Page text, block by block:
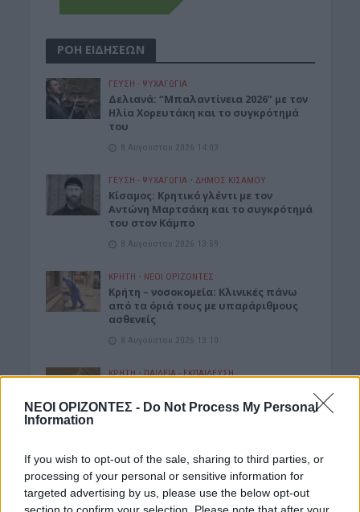
ΝΕΟΙ ΟΡΙΖΟΝΤΕΣ - Do Not Process My Personal
Information
If you wish to opt-out of the sale, sharing to third parties, or
processing of your personal or sensitive information for
targeted advertising by us, please use the below opt-out
ΡΟΗ ΕΙΔΗΣΕΩΝ
ΓΕΎΣΗ - ΨΥΧΑΓΩΓΊΑ
Δελιανά: “Μπαλαντίνεια 2026” με τον
Ηλία Χορευτάκη και το συγκρότημά
του
8 Αυγούστου 2026 14:03
ΓΕΎΣΗ - ΨΥΧΑΓΩΓΊΑ • ΔΉΜΟΣ ΚΙΣΆΜΟΥ
Kίσαμος: Κρητικό γλέντι με τον
Αντώνη Μαρτσάκη και το συγκρότημά
του στον Κάμπο
8 Αυγούστου 2026 13:59
ΚΡΗΤΗ • ΝΕΟΙ ΟΡΙΖΟΝΤΕΣ
Κρήτη – νοσοκομεία: Κλινικές πάνω
από τα όριά τους με υπαράριθμους
ασθενείς
8 Αυγούστου 2026 13:10
ΚΡΗΤΗ • ΠΑΙΔΕΙΑ - ΕΚΠΑΙΔΕΥΣΗ
στις ακριβότερες της χώρας με
ενοίκια “φωτιά”
ΔΉΜΟΣ ΚΙΣΆΜΟΥ
Κίσαμος: Η ανακοίνωση της
Αστυνομίας για τις δύο συλλήψεις